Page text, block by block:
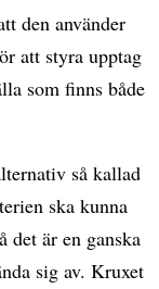
den använder
att styra upptag
som finns både
så kallad
ska kunna
det är en ganska
sig av. Kruxet